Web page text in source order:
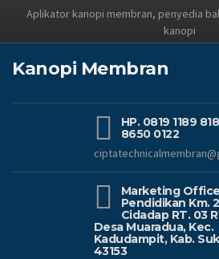
Aplikator kanopi membran, penyedia
kanopi
Kanopi Membran
HP. 0819 1189
8650 0122
Marketing Office
Pendidikan Km.
Cidadap RT. 03
Desa Muaradua, Kec.
Kadudampit, Kab.
43153